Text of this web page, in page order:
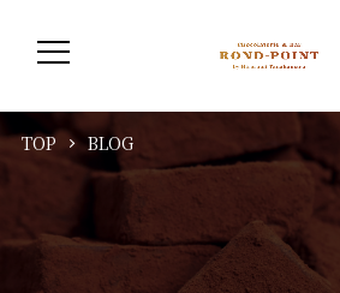
TOP BLOG